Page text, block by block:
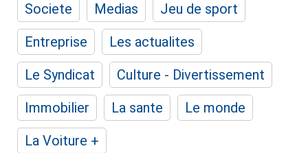
Societe Medias
Jeu de sport
Entreprise
Les actualites
Le Syndicat
Culture - Divertissement
Immobilier
La sante
Le monde
La Voiture +